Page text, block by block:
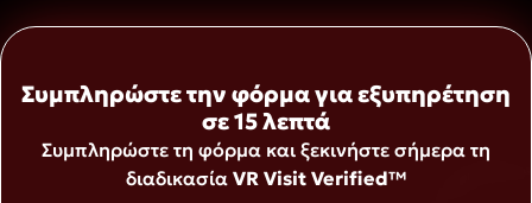
Συμπληρώστε την φόρμα για εξυπηρέτηση
σε 15 λεπτά
Συμπληρώστε τη φόρμα και ξεκινήστε σήμερα τη
διαδικασία VR Visit Verified™